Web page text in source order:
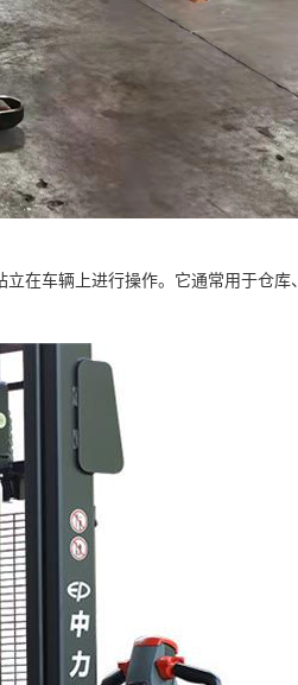
在车辆上进行操作。它通常用于仓库